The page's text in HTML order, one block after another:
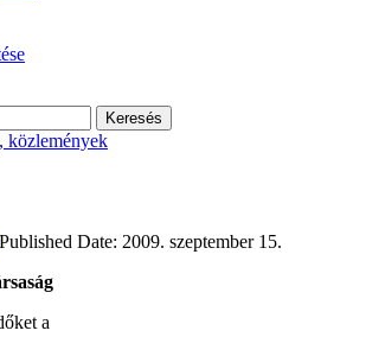
közlemények
Published Date: 2009. szeptember 15.
a